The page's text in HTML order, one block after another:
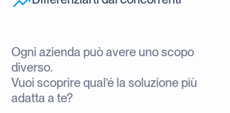
Ogni azienda può avere uno scopo
diverso.
Vuoi scoprire qual’é la soluzione più
adatta a te?